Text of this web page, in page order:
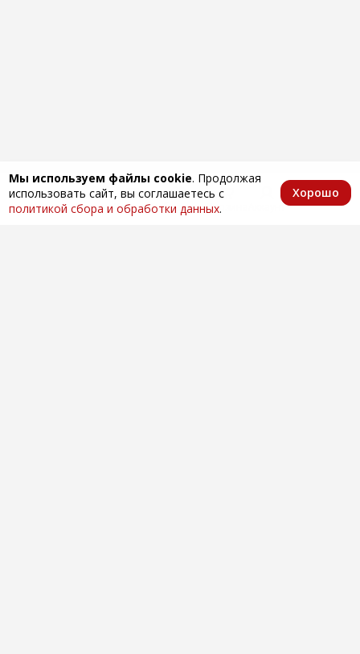
Мы используем файлы cookie. Продолжая
использовать сайт, вы соглашаетесь с
политикой сбора и обработки данных.
Хорошо
Главная КаталогИзбранноеКорзина Аккаунт